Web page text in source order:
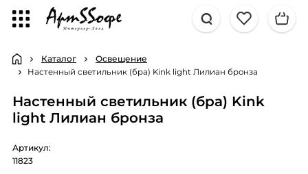
Каталог Освещение
Настенный светильник (бра) Kink light Лилиан бронза
Настенный светильник (бра) Kink
light Лилиан бронза
Артикул:
11823